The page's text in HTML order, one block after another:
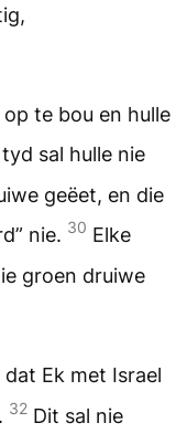
te bou en hulle
sal hulle nie
geëet, en die
nie. 30 Elke
groen druiwe
Ek met Israel
32 Dit sal nie